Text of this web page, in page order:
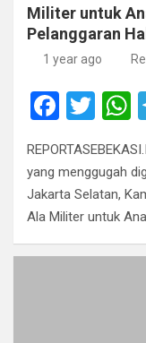
Militer untuk
Pelanggaran
1 year ago
F
ce
b
o
o
T
tt
er s
p
yang menggugah
Jakarta Selatan,
Ala Militer untuk